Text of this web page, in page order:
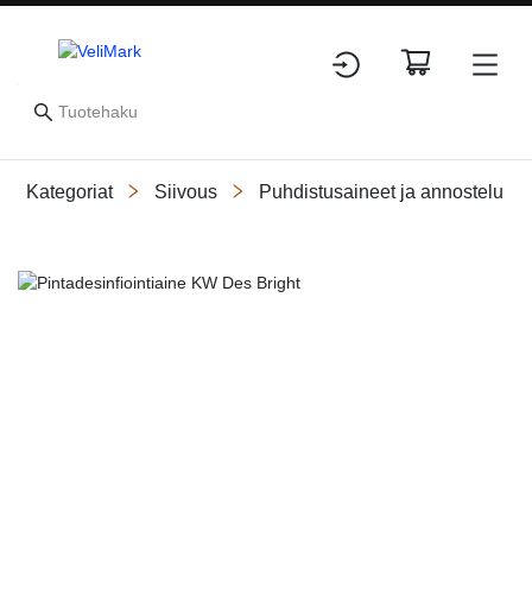
Kategoriat Siivous Puhdistusaineet ja annostelu
Slide 1 of 4